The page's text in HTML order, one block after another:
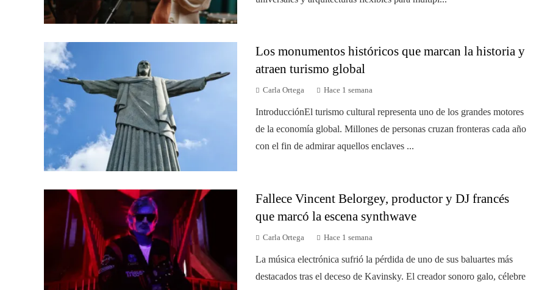
Los monumentos históricos que marcan la historia y
atraen turismo global
Carla Ortega Hace 1 semana
IntroducciónEl turismo cultural representa uno de los grandes motores
de la economía global. Millones de personas cruzan fronteras cada año
con el fin de admirar aquellos enclaves ...
Fallece Vincent Belorgey, productor y DJ francés
que marcó la escena synthwave
Carla Ortega Hace 1 semana
La música electrónica sufrió la pérdida de uno de sus baluartes más
destacados tras el deceso de Kavinsky. El creador sonoro galo, célebre